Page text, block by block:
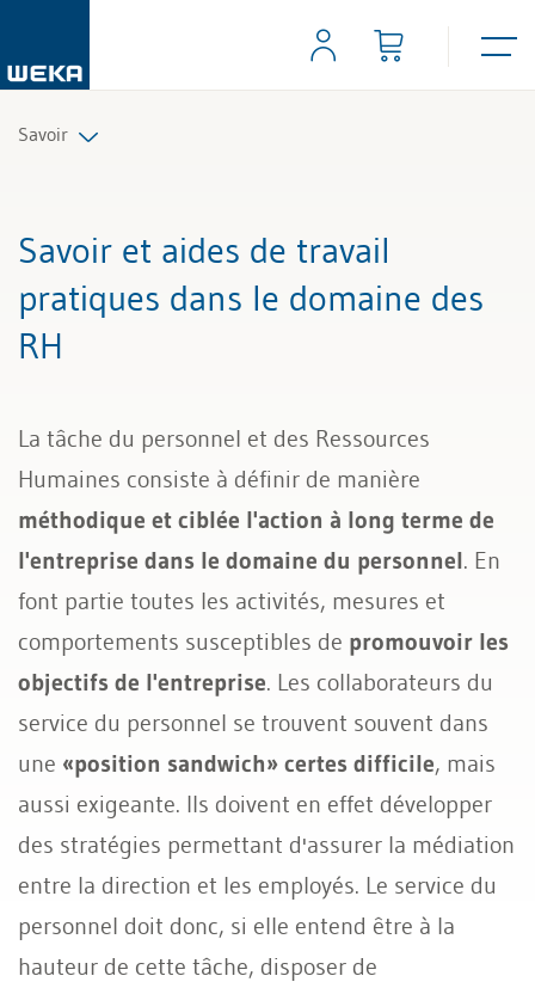
Savoir
Gestion et management
Compétences personnelles
Droit
Savoir et aides de travail
pratiques dans le domaine des
RH
La tâche du personnel et des Ressources
Humaines consiste à définir de manière
méthodique et ciblée l'action à long terme de
l'entreprise dans le domaine du personnel. En
font partie toutes les activités, mesures et
comportements susceptibles de promouvoir les
objectifs de l'entreprise. Les collaborateurs du
service du personnel se trouvent souvent dans
une «position sandwich» certes difficile, mais
aussi exigeante. Ils doivent en effet développer
des stratégies permettant d'assurer la médiation
entre la direction et les employés. Le service du
personnel doit donc, si elle entend être à la
hauteur de cette tâche, disposer de